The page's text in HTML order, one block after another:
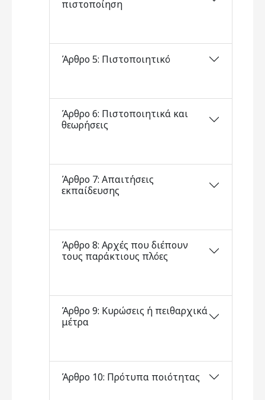
πιστοποίηση
Άρθρο 5: Πιστοποιητικό
Άρθρο 6: Πιστοποιητικά και
θεωρήσεις
Άρθρο 7: Απαιτήσεις
εκπαίδευσης
Άρθρο 8: Αρχές που διέπουν
τους παράκτιους πλόες
Άρθρο 9: Κυρώσεις ή πειθαρχικά
μέτρα
Άρθρο 10: Πρότυπα ποιότητας